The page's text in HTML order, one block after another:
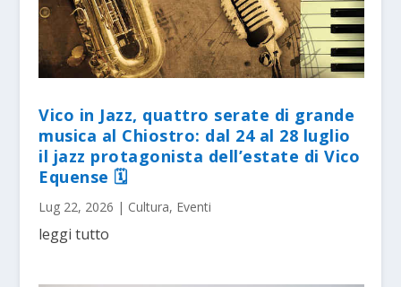
Vico in Jazz, quattro serate di grande
musica al Chiostro: dal 24 al 28 luglio
il jazz protagonista dell’estate di Vico
Equense 🗓
Lug 22, 2026 | Cultura, Eventi
leggi tutto